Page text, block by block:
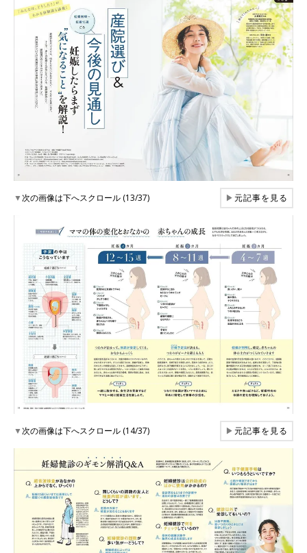
▼次の画像は下へスクロール (13/37) ▶元記事を見る
▼次の画像は下へスクロール (14/37) ▶元記事を見る